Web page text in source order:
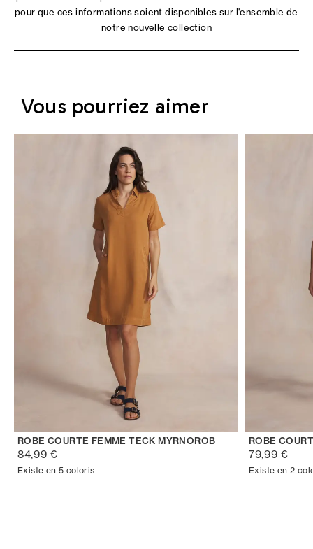
pour que ces informations soient disponibles sur l'ensemble de
notre nouvelle collection
Vous pourriez aimer
ROBE COURTE FEMME TECK MYRNOROB
84,99 €
Existe en 5 coloris
ROBE
79,99 €
Existe en 2